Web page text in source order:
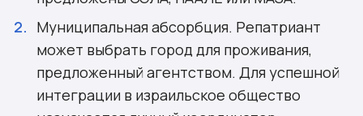
Муниципальная абсорбция. Репатриант
может выбрать город для проживания,
предложенный агентством. Для успешной
интеграции в израильское общество